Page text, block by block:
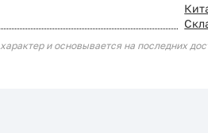
и основывается на последних